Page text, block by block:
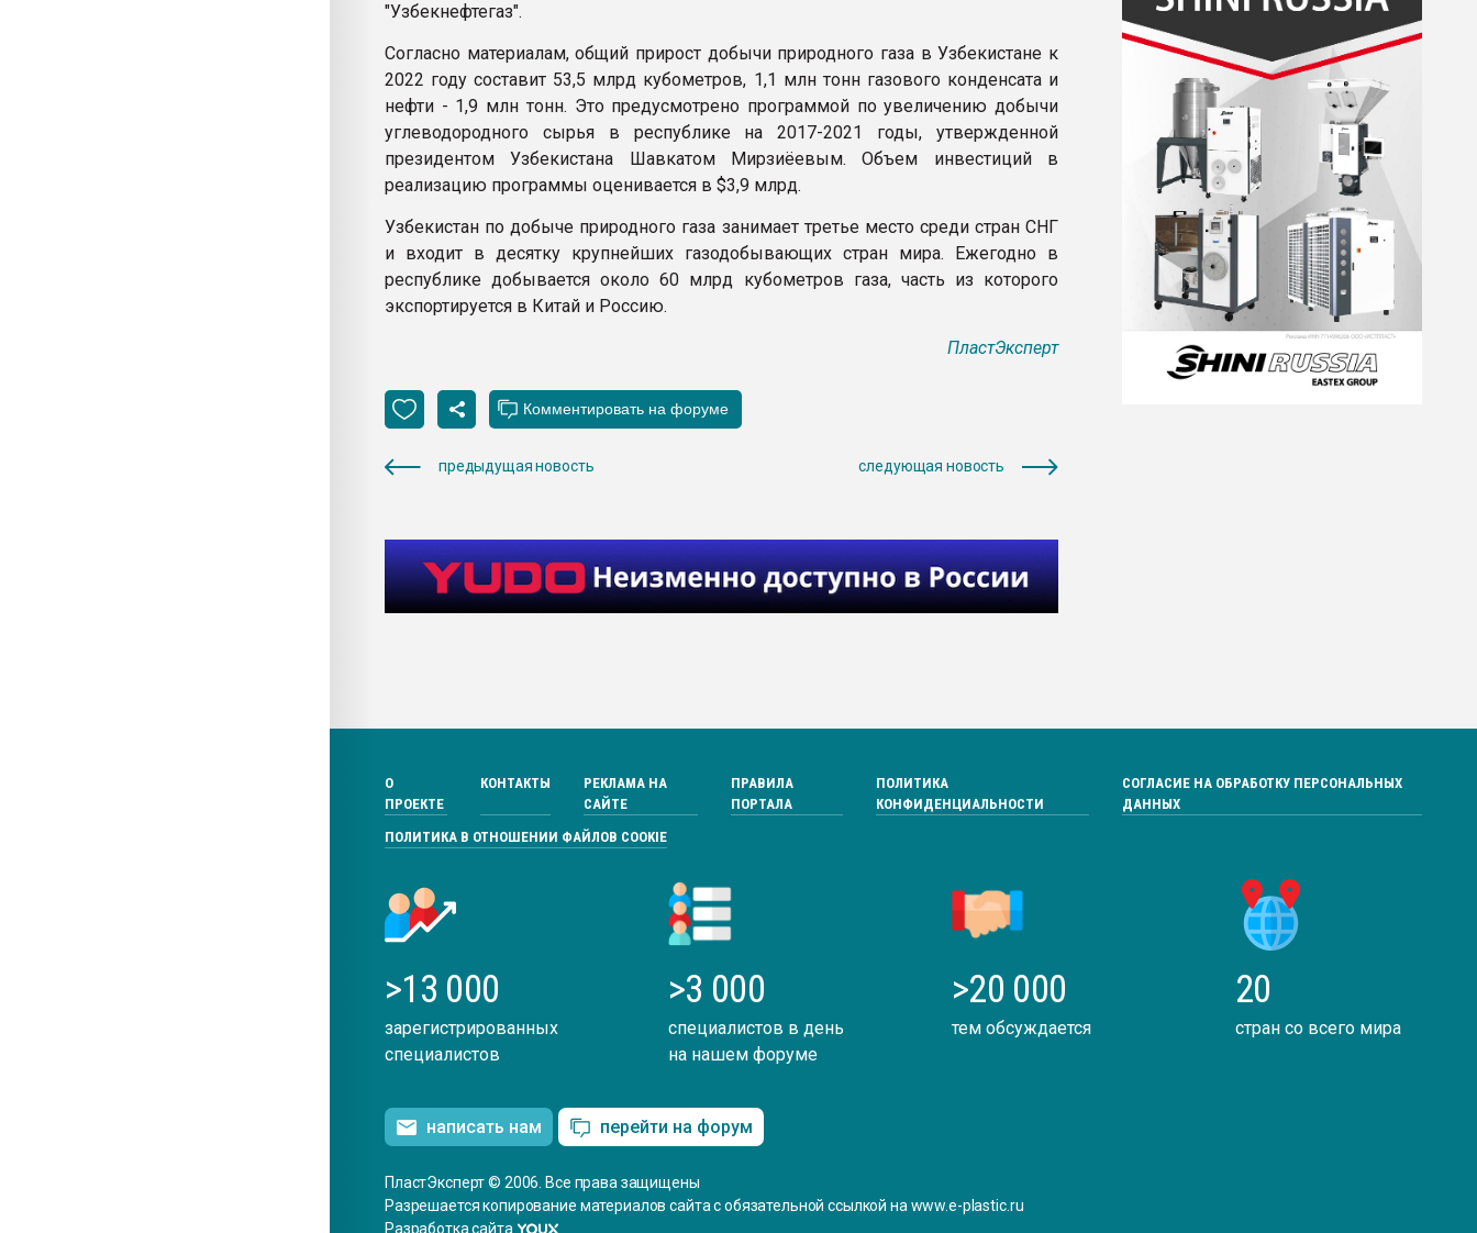
"Узбекнефтегаз".
Согласно материалам, общий прирост добычи природного газа в Узбекистане к
2022 году составит 53,5 млрд кубометров, 1,1 млн тонн газового конденсата и
нефти - 1,9 млн тонн. Это предусмотрено программой по увеличению добычи
углеводородного сырья в республике на 2017-2021 годы, утвержденной
президентом Узбекистана Шавкатом Мирзиёевым. Объем инвестиций в
реализацию программы оценивается в $3,9 млрд.
Узбекистан по добыче природного газа занимает третье место среди стран СНГ
и входит в десятку крупнейших газодобывающих стран мира. Ежегодно в
республике добывается около 60 млрд кубометров газа, часть из которого
экспортируется в Китай и Россию.
ПластЭксперт
предыдущая новость следующая новость
О
ПРОЕКТЕ
КОНТАКТЫ
РЕКЛАМА НА
САЙТЕ
ПРАВИЛА
ПОРТАЛА
ПОЛИТИКА
КОНФИДЕНЦИАЛЬНОСТИ
СОГЛАСИЕ НА ОБРАБОТКУ ПЕРСОНАЛЬНЫХ
ДАННЫХ
ПОЛИТИКА В ОТНОШЕНИИ ФАЙЛОВ COOKIE
>13 000
зарегистрированных
специалистов
>3 000
специалистов в день
на нашем форуме
>20 000
тем обсуждается
20
стран со всего мира
написать нам перейти на форум
ПластЭксперт © 2006. Все права защищены
Разрешается копирование материалов сайта с обязательной ссылкой на www.e-plastic.ru
Разработка сайта